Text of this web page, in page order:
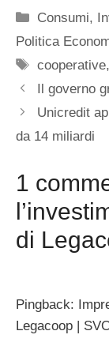
Categorie
Consumi,
Politica
Tag
cooperative,
Il governo
Unicredit
da 14 miliardi
1
di
Pingback:
Legacoop |